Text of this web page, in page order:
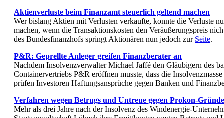
Aktienverluste beim Finanzamt steuerlich geltend machen
Wer bislang Aktien mit Verlusten verkaufte, konnte die Verluste
machen, wenn die Transaktionskosten den Veräußerungspreis
des Bundesfinanzhofs springt Aktionären nun jedoch zur Seite.
P&R: Gep­rellte Anleger greifen Finanz­be­rater an
Nachdem Insolvenzverwalter Michael Jaffé den Gläubigern des
Containervertriebs P&R eröffnen musste, dass die
prüfen Investoren Haftungsansprüche gegen Banken und
Verfahren wegen Betrugs und Untreue gegen Prokon-
Mehr als drei Jahre nach der Insolvenz des Windenergie-